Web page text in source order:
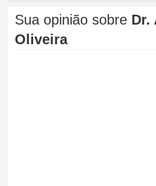
Sua opinião sobre Dr.
Oliveira